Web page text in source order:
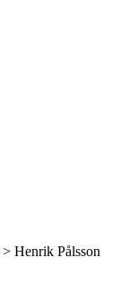
> Henrik Pålsson